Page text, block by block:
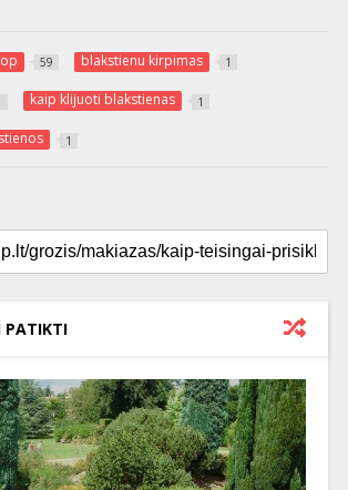
59 blakstienu kirpimas 1
kaip klijuoti blakstienas 1
1
PATIKTI